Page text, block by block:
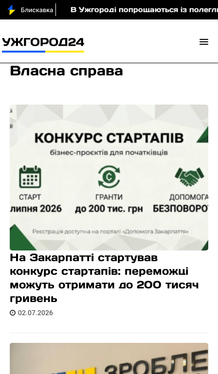
В Ужгороді попрощаються із полеглим
Власна справа
На Закарпатті стартував
конкурс стартапів: переможці
можуть отримати до 200 тисяч
гривень
02.07.2026